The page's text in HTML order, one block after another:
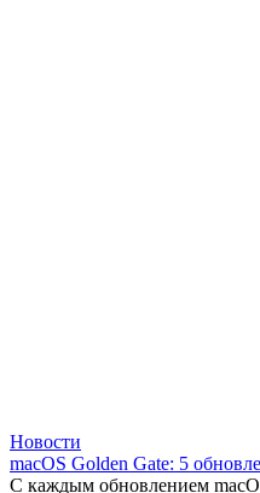
Новости
macOS Golden Gate: 5
С каждым обновлением